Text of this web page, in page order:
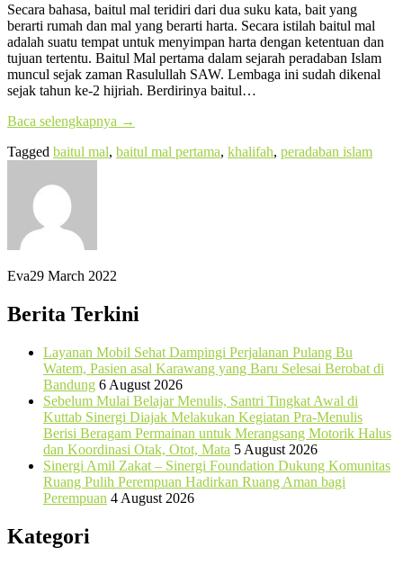
Secara bahasa, baitul mal teridiri dari dua suku kata, bait yang
berarti rumah dan mal yang berarti harta. Secara istilah baitul mal
adalah suatu tempat untuk menyimpan harta dengan ketentuan dan
tujuan tertentu. Baitul Mal pertama dalam sejarah peradaban Islam
muncul sejak zaman Rasulullah SAW. Lembaga ini sudah dikenal
sejak tahun ke-2 hijriah. Berdirinya baitul…
Baca selengkapnya →
Tagged baitul mal, baitul mal pertama, khalifah, peradaban islam
Eva29 March 2022
Berita Terkini
Layanan Mobil Sehat Dampingi Perjalanan Pulang Bu
Watem, Pasien asal Karawang yang Baru Selesai Berobat di
Bandung 6 August 2026
Sebelum Mulai Belajar Menulis, Santri Tingkat Awal di
Kuttab Sinergi Diajak Melakukan Kegiatan Pra-Menulis
Berisi Beragam Permainan untuk Merangsang Motorik Halus
dan Koordinasi Otak, Otot, Mata 5 August 2026
Sinergi Amil Zakat – Sinergi Foundation Dukung Komunitas
Ruang Pulih Perempuan Hadirkan Ruang Aman bagi
Perempuan 4 August 2026
Kategori